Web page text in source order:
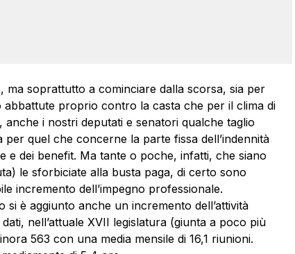
ma soprattutto a cominciare dalla scorsa, sia per
abbattute proprio contro la casta che per il clima di
i nostri deputati e senatori qualche taglio
quel che concerne la parte fissa dell’indennità
e dei benefit. Ma tante o poche, infatti, che siano
le sforbiciate alla busta paga, di certo sono
incremento dell’impegno professionale.
si è aggiunto anche un incremento dell’attività
nell’attuale XVII legislatura (giunta a poco più
563 con una media mensile di 16,1 riunioni.